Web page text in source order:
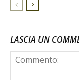
LASCIA UN